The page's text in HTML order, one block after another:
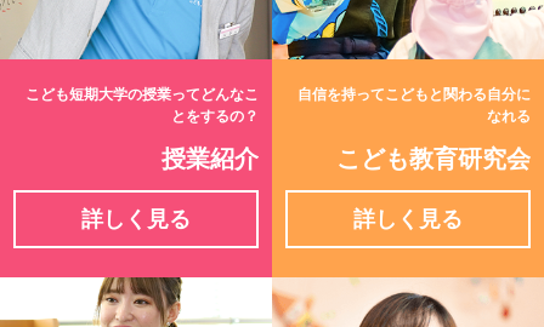
こども短期大学の授業ってどんなこ
とをするの？
授業紹介
詳しく見る
自信を持ってこどもと関わる自分に
なれる
こども教育研究会
詳しく見る